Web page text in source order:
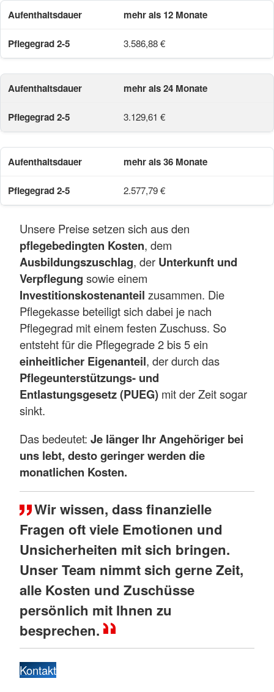
mehr als 12 Monate
3.586,88 €
mehr als 24 Monate
3.129,61 €
mehr als 36 Monate
2.577,79 €
Unsere Preise setzen sich aus den
pflegebedingten Kosten, dem
Ausbildungszuschlag, der Unterkunft und
Verpflegung sowie einem
Investitionskostenanteil zusammen. Die
Pflegekasse beteiligt sich dabei je nach
Pflegegrad mit einem festen Zuschuss. So
entsteht für die Pflegegrade 2 bis 5 ein
einheitlicher Eigenanteil, der durch das
Pflegeunterstützungs- und
Entlastungsgesetz (PUEG) mit der Zeit sogar
sinkt.
Das bedeutet: Je länger Ihr Angehöriger bei
uns lebt, desto geringer werden die
monatlichen Kosten.
Wir wissen, dass finanzielle
Fragen oft viele Emotionen und
Unsicherheiten mit sich bringen.
Unser Team nimmt sich gerne Zeit,
alle Kosten und Zuschüsse
persönlich mit Ihnen zu
besprechen.
Kontakt